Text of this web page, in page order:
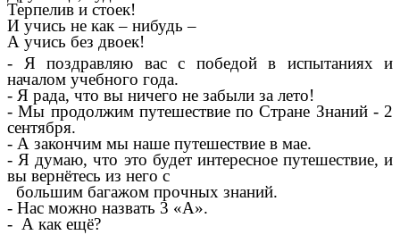
Терпелив и стоек!
И учись не как – нибудь –
А учись без двоек!
- Я поздравляю вас с победой в испытаниях и
началом учебного года.
- Я рада, что вы ничего не забыли за лето!
- Мы продолжим путешествие по Стране Знаний - 2
сентября.
- А закончим мы наше путешествие в мае.
- Я думаю, что это будет интересное путешествие, и
вы вернётесь из него с
большим багажом прочных знаний.
- Нас можно назвать 3 «А».
- А как ещё?